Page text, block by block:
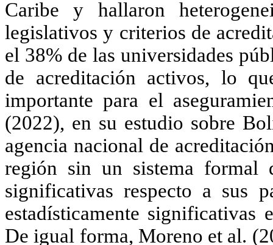
Caribe y hallaron
legislativos y criterios de
el 38% de las universidades
de acreditación activos, lo
importante para el
(2022), en su estudio sobre
agencia nacional de
región sin un sistema formal
significativas respecto a sus
estadísticamente
De igual forma, Moreno et al.